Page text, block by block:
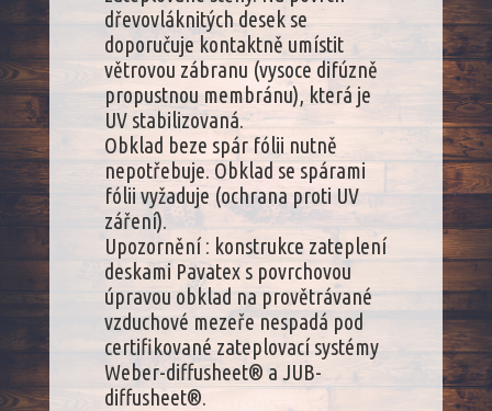
dřevovláknitých desek se
doporučuje kontaktně umístit
větrovou zábranu (vysoce difúzně
propustnou membránu), která je
UV stabilizovaná.
Obklad beze spár fólii nutně
nepotřebuje. Obklad se spárami
fólii vyžaduje (ochrana proti UV
záření).
Upozornění : konstrukce zateplení
deskami Pavatex s povrchovou
úpravou obklad na provětrávané
vzduchové mezeře nespadá pod
certifikované zateplovací systémy
Weber-diffusheet® a JUB-
diffusheet®.